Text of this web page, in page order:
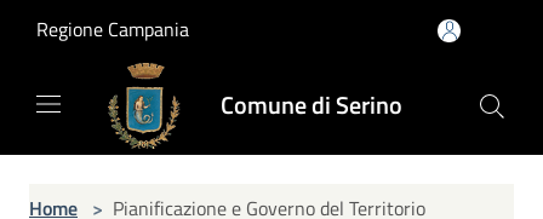
Regione Campania
Comune di Serino
Home > Pianificazione e Governo del Territorio